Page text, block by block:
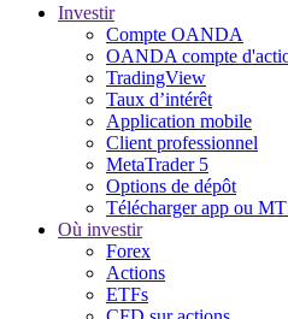
Investir
Compte OANDA
OANDA compte
TradingView
Taux d’intérêt
Application mobile
Client professionnel
MetaTrader 5
Options de dépôt
Télécharger app ou
Où investir
Forex
Actions
ETFs